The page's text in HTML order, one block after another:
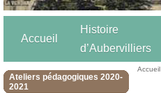
Accueil
Histoire
d’Aubervilliers
Ateliers pédagogiques 2020-
2021
Accueil